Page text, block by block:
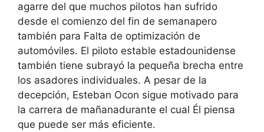
agarre del que muchos pilotos han sufrido
desde el comienzo del fin de semanapero
también para Falta de optimización de
automóviles. El piloto estable estadounidense
también tiene subrayó la pequeña brecha entre
los asadores individuales. A pesar de la
decepción, Esteban Ocon sigue motivado para
la carrera de mañanadurante el cual Él piensa
que puede ser más eficiente.